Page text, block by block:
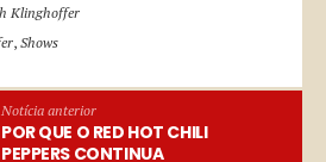
Klinghoffer
, Shows
Notícia anterior
POR QUE O RED HOT CHILI
PEPPERS CONTINUA